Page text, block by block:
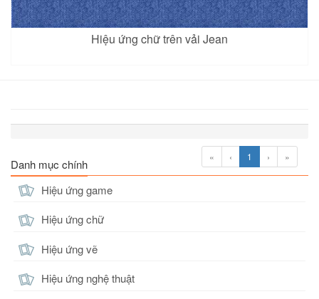
Hiệu ứng chữ trên vải Jean
« ‹ 1 › »
Danh mục chính
Hiệu ứng game
Hiệu ứng chữ
Hiệu ứng vẽ
Hiệu ứng nghệ thuật